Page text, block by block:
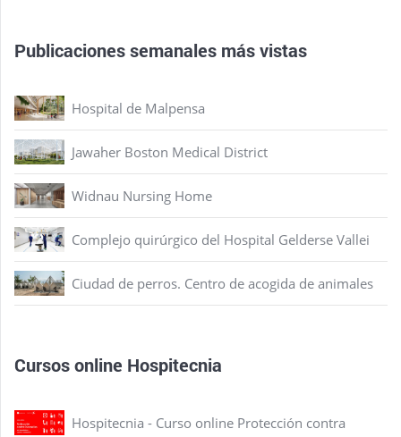
Publicaciones semanales más vistas
Hospital de Malpensa
Jawaher Boston Medical District
Widnau Nursing Home
Complejo quirúrgico del Hospital Gelderse Vallei
Ciudad de perros. Centro de acogida de animales
Cursos online Hospitecnia
Hospitecnia - Curso online Protección contra